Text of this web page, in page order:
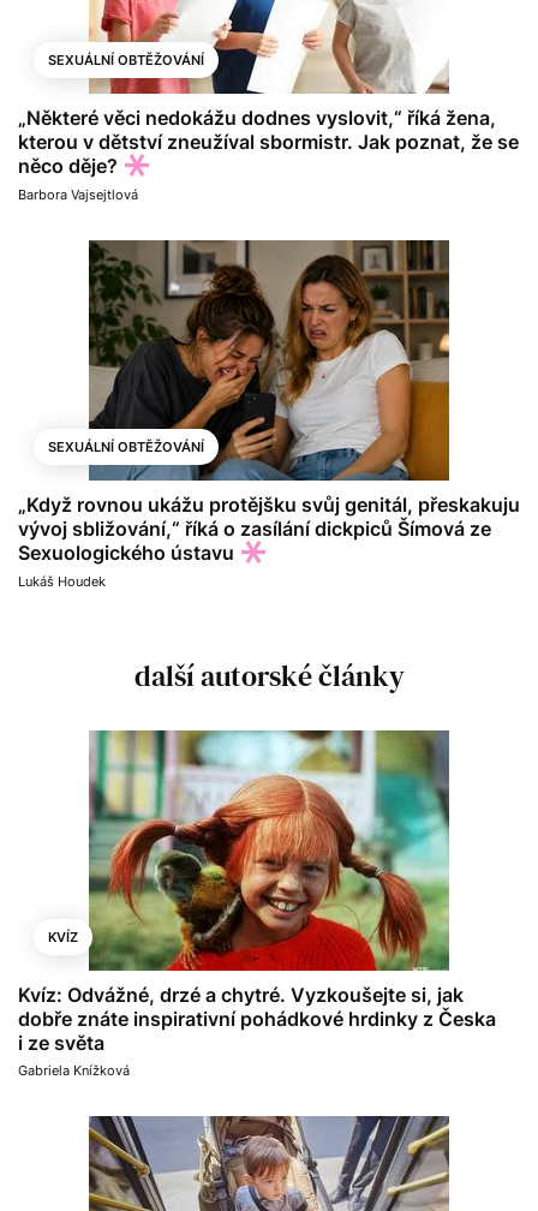
SEXUÁLNÍ OBTĚŽOVÁNÍ
„Některé věci nedokážu dodnes vyslovit,“ říká žena,
kterou v dětství zneužíval sbormistr. Jak poznat, že se
něco děje?
Barbora Vajsejtlová
SEXUÁLNÍ OBTĚŽOVÁNÍ
„Když rovnou ukážu protějšku svůj genitál, přeskakuju
vývoj sbližování,“ říká o zasílání dickpiců Šímová ze
Sexuologického ústavu
Lukáš Houdek
další autorské články
KVÍZ
Kvíz: Odvážné, drzé a chytré. Vyzkoušejte si, jak
dobře znáte inspirativní pohádkové hrdinky z Česka
i ze světa
Gabriela Knížková